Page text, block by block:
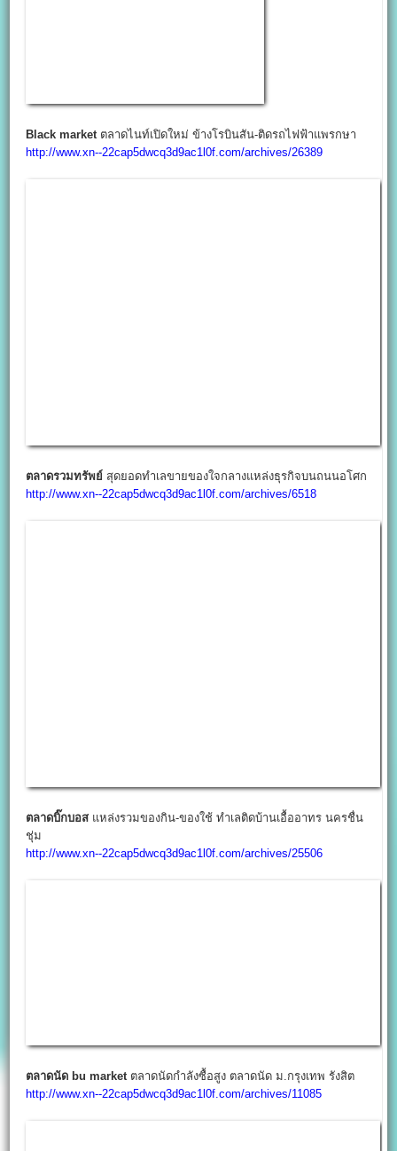
Black marketตลาดไนท์เปิดใหม่ ข้างโรบินสัน-ติดรถไฟฟ้าแพรกษา
http://www.xn--22cap5dwcq3d9ac1l0f.com/archives/26389
ตลาดนัด bu market ตลาดนัดกำลังซื้อสูง ตลาดนัด ม.กรุงเทพ รังสิต
http://www.xn--22cap5dwcq3d9ac1l0f.com/archives/11085